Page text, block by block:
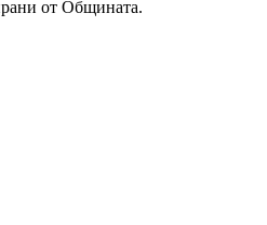
от Общината.